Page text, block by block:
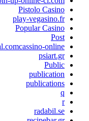
Pistolo Casino
play-vegasino.fr
Popular Casino
Post
online
psiart.gr
Public
publication
publications
q
r
radabil.se